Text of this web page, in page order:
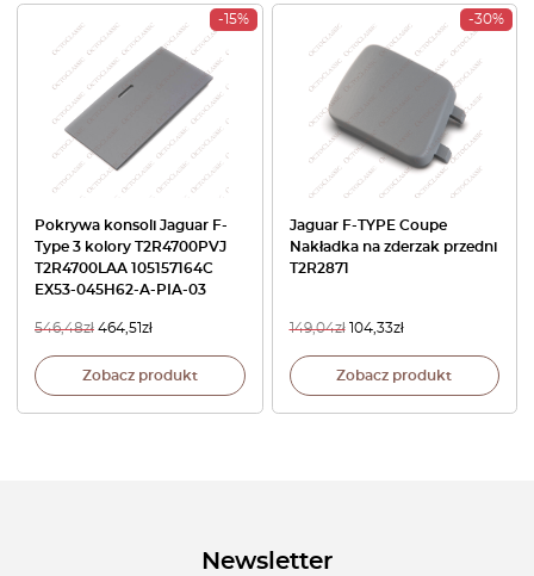
-15%
Pokrywa konsoli Jaguar F-
Type 3 kolory T2R4700PVJ
T2R4700LAA 105157164C
EX53-045H62-A-PIA-03
546,48zł 464,51zł
Zobacz produkt
-30%
Jaguar F-TYPE Coupe
Nakładka na zderzak przedni
T2R2871
149,04zł 104,33zł
Zobacz produkt
Newsletter